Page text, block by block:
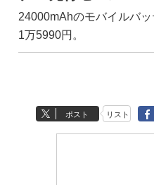
24000mAhのモバイルバ
1万5990円。
ポスト リスト